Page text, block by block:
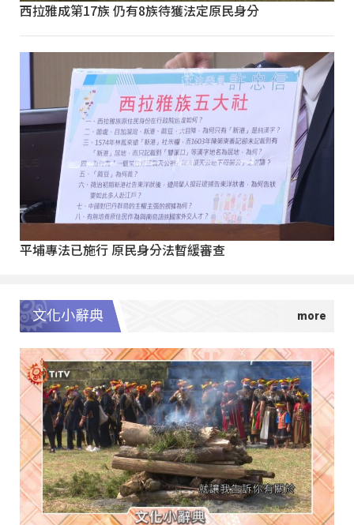
西拉雅成第17族 仍有8族待獲法定原民身分
平埔專法已施行 原民身分法暫緩審查
文化小辭典